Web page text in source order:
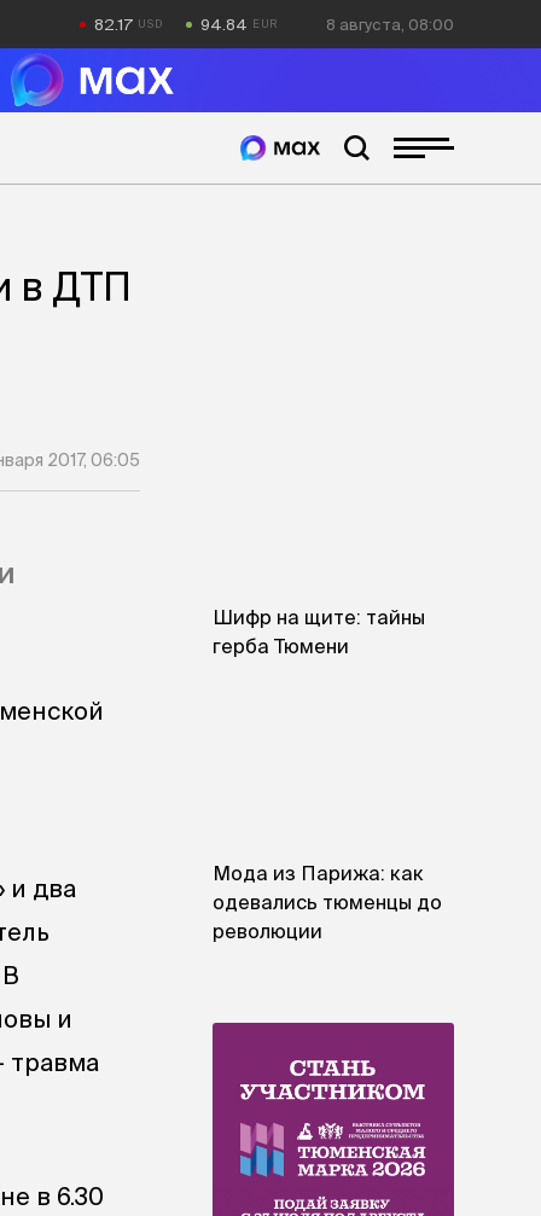
82.17 94.84 8 августа, 08:00
в ДТП
2017, 06:05
и два
и
травма
в 6.30
Шифр на щите: тайны
герба Тюмени
Мода из Парижа: как
одевались тюменцы до
революции